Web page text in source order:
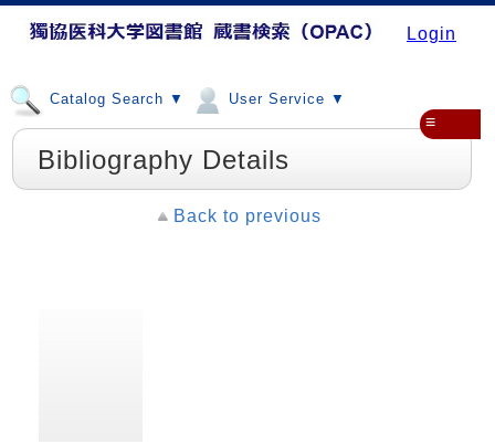
Login
Catalog Search ▼ User Service ▼
≡
Bibliography Details
Back to previous